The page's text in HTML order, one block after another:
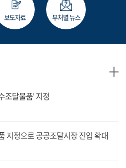
보도자료 부처별 뉴스
조달물품' 지정
지정으로 공공조달시장 진입 확대
+